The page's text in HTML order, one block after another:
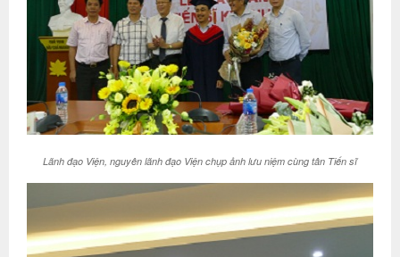
Lãnh đạo Viện, nguyên lãnh đạo Viện chụp ảnh lưu niệm cùng tân Tiến sĩ